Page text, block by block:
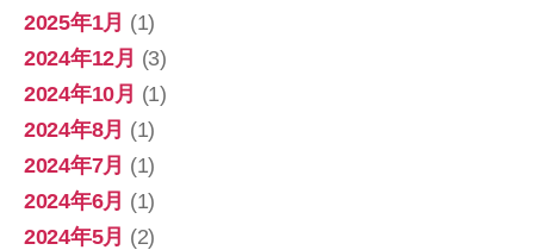
2025年1月 (1)
2024年12月 (3)
2024年10月 (1)
2024年8月 (1)
2024年7月 (1)
2024年6月 (1)
2024年5月 (2)